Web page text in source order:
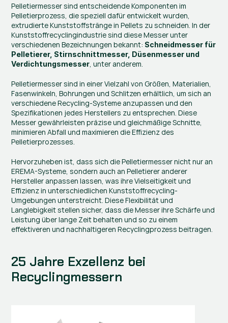
Pelletiermesser sind entscheidende Komponenten im
Pelletierprozess, die speziell dafür entwickelt wurden,
extrudierte Kunststoffstränge in Pellets zu schneiden. In der
Kunststoffrecyclingindustrie sind diese Messer unter
verschiedenen Bezeichnungen bekannt: Schneidmesser für
Pelletierer, Stirnschnittmesser, Düsenmesser und
Verdichtungsmesser , unter anderem​.
Pelletiermesser sind in einer Vielzahl von Größen, Materialien,
Fasenwinkeln, Bohrungen und Schlitzen erhältlich, um sich an
verschiedene Recycling-Systeme anzupassen und den
Spezifikationen jedes Herstellers zu entsprechen. Diese
Messer gewährleisten präzise und gleichmäßige Schnitte,
minimieren Abfall und maximieren die Effizienz des
Pelletierprozesses.
Hervorzuheben ist, dass sich die Pelletiermesser nicht nur an
EREMA-Systeme, sondern auch an Pelletierer anderer
Hersteller anpassen lassen, was ihre Vielseitigkeit und
Effizienz in unterschiedlichen Kunststoffrecycling-
Umgebungen unterstreicht. Diese Flexibilität und
Langlebigkeit stellen sicher, dass die Messer ihre Schärfe und
Leistung über lange Zeit behalten und so zu einem
effektiveren und nachhaltigeren Recyclingprozess beitragen.
25 Jahre Exzellenz bei
Recyclingmessern